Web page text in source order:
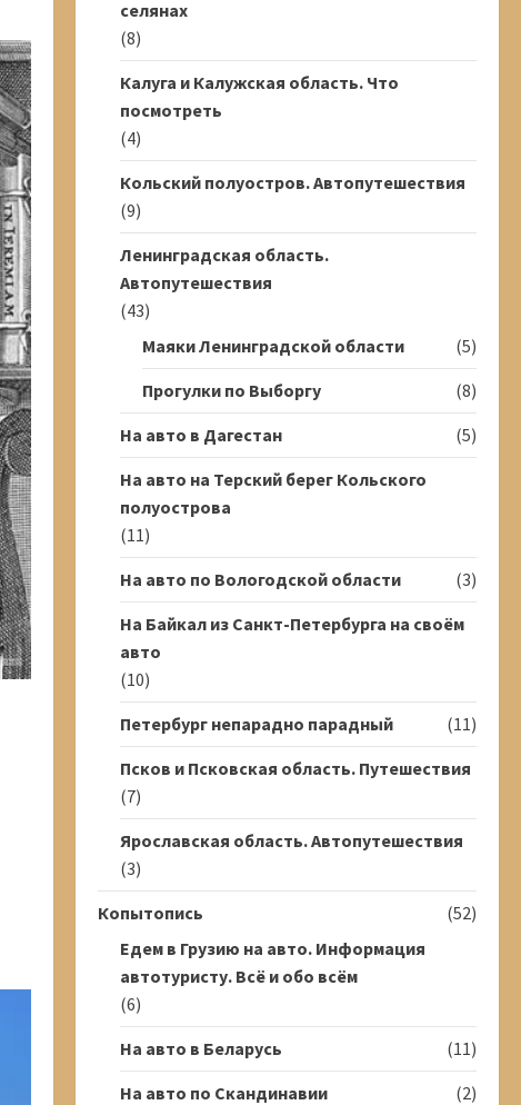
селянах
(8)
Калуга и Калужская область. Что
посмотреть
(4)
Кольский полуостров. Автопутешествия
(9)
Ленинградская область.
Автопутешествия
(43)
Маяки Ленинградской области
(5)
Прогулки по Выборгу
(8)
На авто в Дагестан
(5)
На авто на Терский берег Кольского
полуострова
(11)
На авто по Вологодской области
(3)
На Байкал из Санкт-Петербурга на своём
авто
(10)
Петербург непарадно парадный
(11)
Псков и Псковская область. Путешествия
(7)
Ярославская область. Автопутешествия
(3)
Копытопись
(52)
Едем в Грузию на авто. Информация
автотуристу. Всё и обо всём
(6)
На авто в Беларусь
(11)
На авто по Скандинавии
(2)